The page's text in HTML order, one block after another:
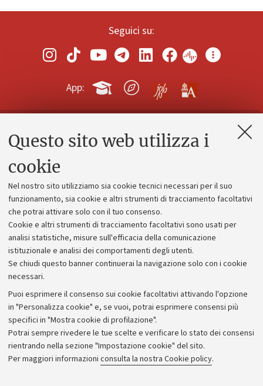
Questo sito web utilizza i
cookie
Nel nostro sito utilizziamo sia cookie tecnici necessari per il suo
funzionamento, sia cookie e altri strumenti di tracciamento facoltativi
che potrai attivare solo con il tuo consenso.
Cookie e altri strumenti di tracciamento facoltativi sono usati per
analisi statistiche, misure sull'efficacia della comunicazione
istituzionale e analisi dei comportamenti degli utenti.
Se chiudi questo banner continuerai la navigazione solo con i cookie
necessari.
Puoi esprimere il consenso sui cookie facoltativi attivando l'opzione
in "Personalizza cookie" e, se vuoi, potrai esprimere consensi più
specifici in "Mostra cookie di profilazione".
Potrai sempre rivedere le tue scelte e verificare lo stato dei consensi
rientrando nella sezione "Impostazione cookie" del sito.
Per maggiori informazioni consulta la nostra Cookie policy.
Seguici su:
App:
Contatti e PEC
Alumni community
Piano strategico
Bilanci
Donazioni e 5x1000
Bandi, gare e concorsi
Albo online
Amministrazione trasparente
Atti di notifica
Informazioni sul sito e accessibilità